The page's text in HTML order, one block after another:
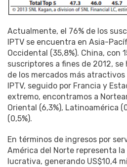
Actualmente, el 76% de los
IPTV se encuentra en Asia-
Occidental (35,8%). China, con
suscriptores a fines de 2012,
de los mercados más
IPTV, seguido por Francia y
extremo, encontramos a
Oriental (6,3%), Latinoamérica
(0,5%).
En términos de ingresos por
América del Norte representa la
lucrativa, generando US$10,4